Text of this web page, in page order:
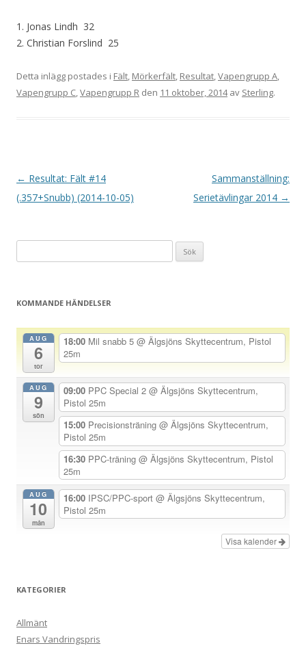
1. Jonas Lindh 32
2. Christian Forslind 25
Detta inlägg postades i Fält, Mörkerfält, Resultat,Vapengrupp A,
Vapengrupp C,Vapengrupp R den 11 oktober, 2014av Sterling.
I
n
a
g
g
← Resultat: Fält #14
(.357+Snubb) (2014-10-05)
Sammanställning:
Serietävlingar 2014 →
efter:
KOMMANDE HÄNDELSER
AUG
6
tor
18:00 Mil snabb 5 @ Älgsjöns Skyttecentrum, Pistol
25m
AUG
9
sön
09:00 PPC Special 2 @ Älgsjöns Skyttecentrum,
Pistol 25m
15:00 Precisionsträning @ Älgsjöns Skyttecentrum,
Pistol 25m
16:30 PPC-träning @ Älgsjöns Skyttecentrum, Pistol
25m
AUG
10
mån
16:00 IPSC/PPC-sport @ Älgsjöns Skyttecentrum,
Pistol 25m
Visa kalender
KATEGORIER
Allmänt
Enars Vandringspris